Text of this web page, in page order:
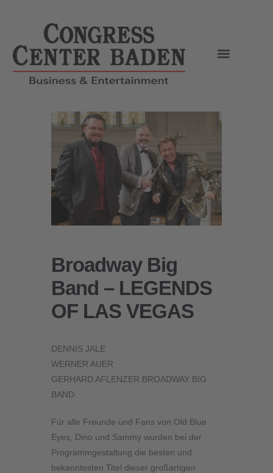
Broadway Big
Band – LEGENDS
OF LAS VEGAS
DENNIS JALE
WERNER AUER
GERHARD AFLENZER BROADWAY BIG
BAND
Für alle Freunde und Fans von Old Blue
Eyes, Dino und Sammy wurden bei der
Programmgestaltung die besten und
bekanntesten Titel dieser großartigen